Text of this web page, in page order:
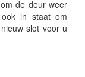
de deur weer
in staat om
slot voor u